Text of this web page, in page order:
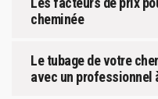
cheminée
Le tubage de votre
avec un professionnel